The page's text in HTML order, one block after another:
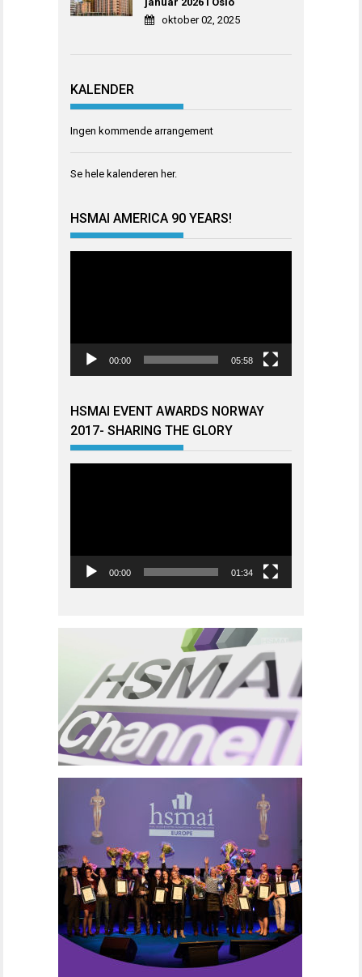
oktober 02, 2025
KALENDER
Ingen kommende arrangement
Se hele kalenderen her.
HSMAI AMERICA 90 YEARS!
00:00 05:58
HSMAI EVENT AWARDS NORWAY
2017- SHARING THE GLORY
00:00 01:34